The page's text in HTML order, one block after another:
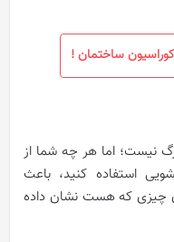
ساختمان !
نیست؛ اما هر چه شما از
استفاده کنید، باعث
چیزی که هست نشان داده